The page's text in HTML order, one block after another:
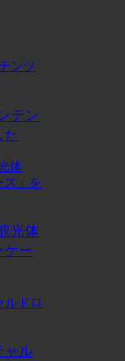
テン
た
光体
ケー
ャル